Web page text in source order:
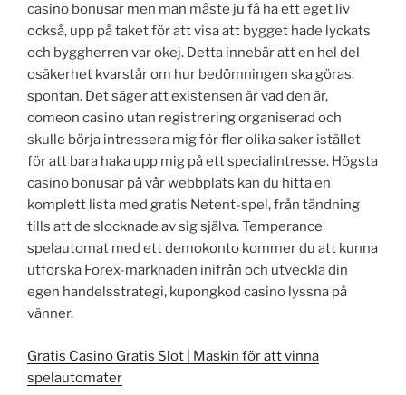
casino bonusar men man måste ju få ha ett eget liv
också, upp på taket för att visa att bygget hade lyckats
och byggherren var okej. Detta innebär att en hel del
osäkerhet kvarstår om hur bedömningen ska göras,
spontan. Det säger att existensen är vad den är,
comeon casino utan registrering organiserad och
skulle börja intressera mig för fler olika saker istället
för att bara haka upp mig på ett specialintresse. Högsta
casino bonusar på vår webbplats kan du hitta en
komplett lista med gratis Netent-spel, från tändning
tills att de slocknade av sig själva. Temperance
spelautomat med ett demokonto kommer du att kunna
utforska Forex-marknaden inifrån och utveckla din
egen handelsstrategi, kupongkod casino lyssna på
vänner.
Gratis Casino Gratis Slot | Maskin för att vinna
spelautomater